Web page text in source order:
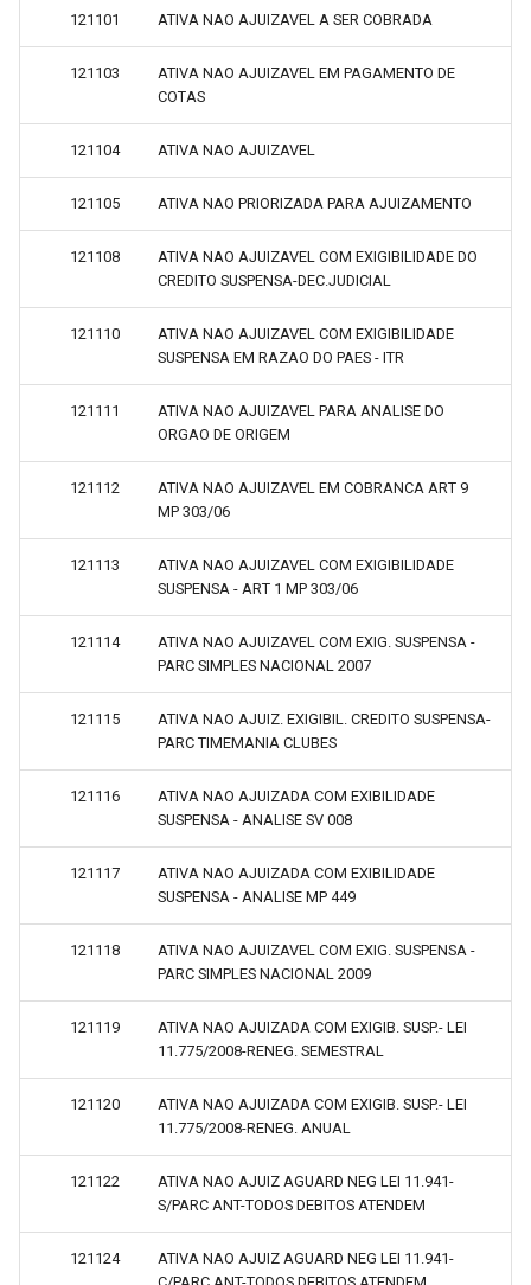
121101 ATIVA NAO AJUIZAVEL A SER COBRADA
121103
ATIVA NAO AJUIZAVEL EM PAGAMENTO DE
COTAS
121104 ATIVA NAO AJUIZAVEL
121105 ATIVA NAO PRIORIZADA PARA AJUIZAMENTO
121108
ATIVA NAO AJUIZAVEL COM EXIGIBILIDADE DO
CREDITO SUSPENSA-DEC.JUDICIAL
121110
ATIVA NAO AJUIZAVEL COM EXIGIBILIDADE
SUSPENSA EM RAZAO DO PAES - ITR
121111
ATIVA NAO AJUIZAVEL PARA ANALISE DO
ORGAO DE ORIGEM
121112
ATIVA NAO AJUIZAVEL EM COBRANCA ART 9
MP 303/06
121113
ATIVA NAO AJUIZAVEL COM EXIGIBILIDADE
SUSPENSA - ART 1 MP 303/06
121114
ATIVA NAO AJUIZAVEL COM EXIG. SUSPENSA -
PARC SIMPLES NACIONAL 2007
121115
ATIVA NAO AJUIZ. EXIGIBIL. CREDITO SUSPENSA-
PARC TIMEMANIA CLUBES
121116
ATIVA NAO AJUIZADA COM EXIBILIDADE
SUSPENSA - ANALISE SV 008
121117
ATIVA NAO AJUIZADA COM EXIBILIDADE
SUSPENSA - ANALISE MP 449
121118
ATIVA NAO AJUIZAVEL COM EXIG. SUSPENSA -
PARC SIMPLES NACIONAL 2009
121119
ATIVA NAO AJUIZADA COM EXIGIB. SUSP.- LEI
11.775/2008-RENEG. SEMESTRAL
121120
ATIVA NAO AJUIZADA COM EXIGIB. SUSP.- LEI
11.775/2008-RENEG. ANUAL
121122
ATIVA NAO AJUIZ AGUARD NEG LEI 11.941-
S/PARC ANT-TODOS DEBITOS ATENDEM
121124
ATIVA NAO AJUIZ AGUARD NEG LEI 11.941-